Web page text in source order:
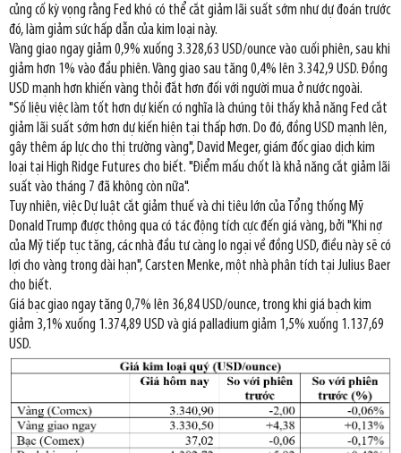
củng cố kỳ vọng rằng Fed khó có thể cắt giảm lãi suất sớm như dự đoán trước
đó, làm giảm sức hấp dẫn của kim loại này.
Vàng giao ngay giảm 0,9% xuống 3.328,63 USD/ounce vào cuối phiên, sau khi
giảm hơn 1% vào đầu phiên. Vàng giao sau tăng 0,4% lên 3.342,9 USD. Đồng
USD mạnh hơn khiến vàng thỏi đắt hơn đối với người mua ở nước ngoài.
"Số liệu việc làm tốt hơn dự kiến có nghĩa là chúng tôi thấy khả năng Fed cắt
giảm lãi suất sớm hơn dự kiến hiện tại thấp hơn. Do đó, đồng USD mạnh lên,
gây thêm áp lực cho thị trường vàng", David Meger, giám đốc giao dịch kim
loại tại High Ridge Futures cho biết. "Điểm mấu chốt là khả năng cắt giảm lãi
suất vào tháng 7 đã không còn nữa".
Tuy nhiên, việc Dự luật cắt giảm thuế và chi tiêu lớn của Tổng thống Mỹ
Donald Trump được thông qua có tác động tích cực đến giá vàng, bởi "Khi nợ
của Mỹ tiếp tục tăng, các nhà đầu tư càng lo ngại về đồng USD, điều này sẽ có
lợi cho vàng trong dài hạn", Carsten Menke, một nhà phân tích tại Julius Baer
cho biết.
Giá bạc giao ngay tăng 0,7% lên 36,84 USD/ounce, trong khi giá bạch kim
giảm 3,1% xuống 1.374,89 USD và giá palladium giảm 1,5% xuống 1.137,69
USD.